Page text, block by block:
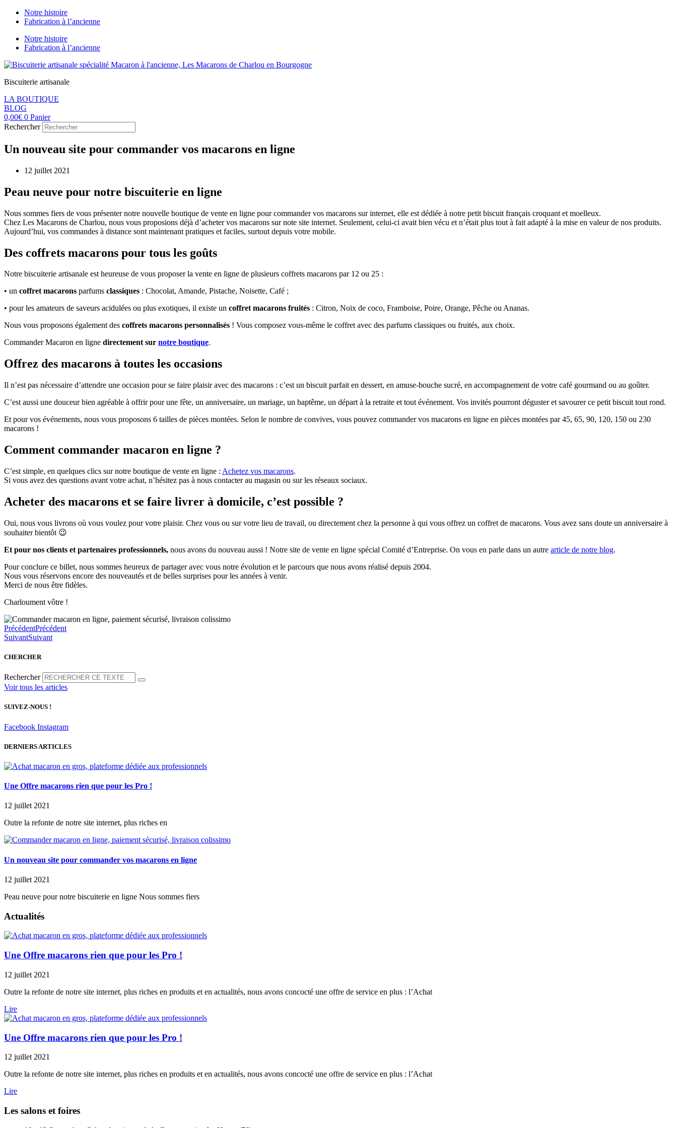
Aller
Notre histoire
Fabrication à l’ancienne
Notre histoire
Fabrication à l’ancienne
Biscuiterie artisanale
LA BOUTIQUE
BLOG
0,00€ 0 Panier
Rechercher
Un nouveau site pour commander vos macarons en ligne
12 juillet 2021
Peau neuve pour notre biscuiterie en ligne
Nous sommes fiers de vous présenter notre nouvelle boutique de vente en ligne pour commander vos macarons sur internet, elle est dédiée à notre petit biscuit français croquant et moelleux.
Chez Les Macarons de Charlou, nous vous proposions déjà d’acheter vos macarons sur note site internet. Seulement, celui-ci avait bien vécu et n’était plus tout à fait adapté à la mise en valeur de nos produits.
Aujourd’hui, vos commandes à distance sont maintenant pratiques et faciles, surtout depuis votre mobile.
Des coffrets macarons pour tous les goûts
Notre biscuiterie artisanale est heureuse de vous proposer la vente en ligne de plusieurs coffrets macarons par 12 ou 25 :
• un coffret macarons parfums classiques : Chocolat, Amande, Pistache, Noisette, Café ;
• pour les amateurs de saveurs acidulées ou plus exotiques, il existe un coffret macarons fruités : Citron, Noix de coco, Framboise, Poire, Orange, Pêche ou Ananas.
Nous vous proposons également des coffrets macarons personnalisés ! Vous composez vous-même le coffret avec des parfums classiques ou fruités, aux choix.
Commander Macaron en ligne directement sur notre boutique.
Offrez des macarons à toutes les occasions
Il n’est pas nécessaire d’attendre une occasion pour se faire plaisir avec des macarons : c’est un biscuit parfait en dessert, en amuse-bouche sucré, en accompagnement de votre café gourmand ou au goûter.
C’est aussi une douceur bien agréable à offrir pour une fête, un anniversaire, un mariage, un baptême, un départ à la retraite et tout événement. Vos invités pourront déguster et savourer ce petit biscuit tout rond.
Et pour vos événements, nous vous proposons 6 tailles de pièces montées. Selon le nombre de convives, vous pouvez commander vos macarons en ligne en pièces montées par 45, 65, 90, 120, 150 ou 230
macarons !
Comment commander macaron en ligne ?
C’est simple, en quelques clics sur notre boutique de vente en ligne : Achetez vos macarons.
Si vous avez des questions avant votre achat, n’hésitez pas à nous contacter au magasin ou sur les réseaux sociaux.
Acheter des macarons et se faire livrer à domicile, c’est possible ?
Oui, nous vous livrons où vous voulez pour votre plaisir. Chez vous ou sur votre lieu de travail, ou directement chez la personne à qui vous offrez un coffret de macarons. Vous avez sans doute un anniversaire à
souhaiter bientôt 😉
Et pour nos clients et partenaires professionnels, nous avons du nouveau aussi ! Notre site de vente en ligne spécial Comité d’Entreprise. On vous en parle dans un autre article de notre blog.
Pour conclure ce billet, nous sommes heureux de partager avec vous notre évolution et le parcours que nous avons réalisé depuis 2004.
Nous vous réservons encore des nouveautés et de belles surprises pour les années à venir.
Merci de nous être fidèles.
Charloument vôtre !
PrécédentPrécédent
SuivantSuivant
CHERCHER
Rechercher
Voir tous les articles
SUIVEZ-NOUS !
Facebook Instagram
DERNIERS ARTICLES
Une Offre macarons rien que pour les Pro !
12 juillet 2021
Outre la refonte de notre site internet, plus riches en
Un nouveau site pour commander vos macarons en ligne
12 juillet 2021
Peau neuve pour notre biscuiterie en ligne Nous sommes fiers
Actualités
Une Offre macarons rien que pour les Pro !
12 juillet 2021
Outre la refonte de notre site internet, plus riches en produits et en actualités, nous avons concocté une offre de service en plus : l’Achat
Lire
Une Offre macarons rien que pour les Pro !
12 juillet 2021
Outre la refonte de notre site internet, plus riches en produits et en actualités, nous avons concocté une offre de service en plus : l’Achat
Lire
Les salons et foires